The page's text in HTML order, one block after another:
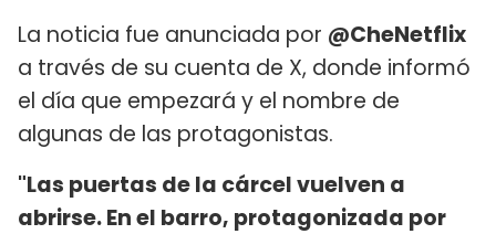
La noticia fue anunciada por @CheNetflix
a través de su cuenta de X, donde informó
el día que empezará y el nombre de
algunas de las protagonistas.
"Las puertas de la cárcel vuelven a
abrirse. En el barro, protagonizada por